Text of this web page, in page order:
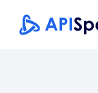
跳
过